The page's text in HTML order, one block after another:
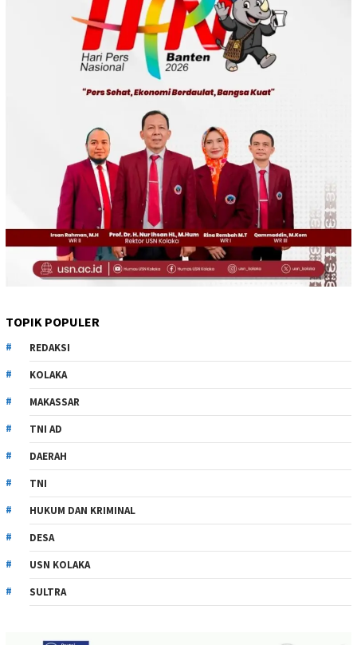
TOPIK POPULER
REDAKSI
KOLAKA
MAKASSAR
TNI AD
DAERAH
TNI
HUKUM DAN KRIMINAL
DESA
USN KOLAKA
SULTRA